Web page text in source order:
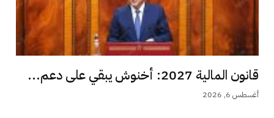
قانون المالية 2027: أخنوش يبقي على دعم...
أغسطس 6, 2026